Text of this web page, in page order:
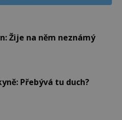
Žije na něm neznámý
Přebývá tu duch?